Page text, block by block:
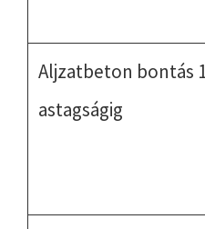
Aljzatbeton bontás
astagságig